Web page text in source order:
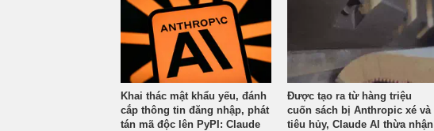
Khai thác mật khẩu yếu, đánh
cắp thông tin đăng nhập, phát
tán mã độc lên PyPI: Claude
Được tạo ra từ hàng triệu
cuốn sách bị Anthropic xé và
tiêu hủy, Claude AI thừa nhận